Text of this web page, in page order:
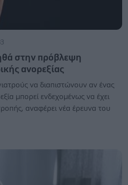
στην πρόβλεψη
ανορεξίας
να διαπιστώνουν αν ένας
μπορεί ενδεχομένως να έχει
αναφέρει νέα έρευνα του